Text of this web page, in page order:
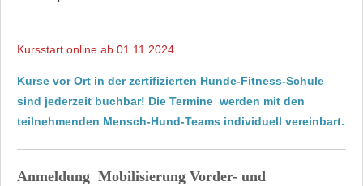
Kursstart online ab 01.11.2024
Kurse vor Ort in der zertifizierten Hunde-Fitness-Schule
sind jederzeit buchbar! Die Termine werden mit den
teilnehmenden Mensch-Hund-Teams individuell vereinbart.
Anmeldung Mobilisierung Vorder- und